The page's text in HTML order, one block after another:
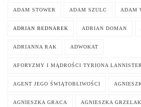
ADAM STOWER ADAM SZULC ADAM
ADRIAN BEDNAREK ADRIAN DOMAN
ADRIANNA RAK ADWOKAT
AFORYZMY I MĄDROŚCI TYRIONA
AGENT JEGO ŚWIĄTOBLIWOŚCI
AGNIESZKA GRACA AGNIESZKA GRZELAK